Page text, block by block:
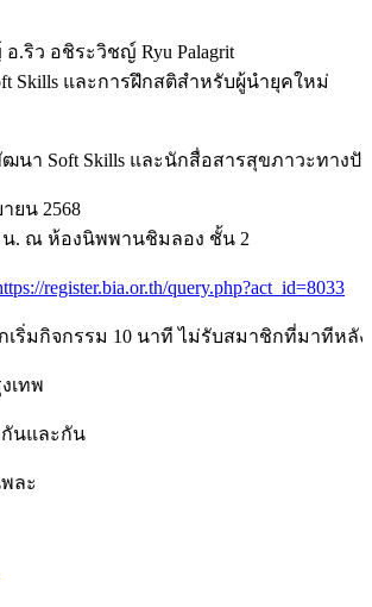
.ริว อชิระวิชญ์ Ryu Palagrit
Skills และการฝึกสติสำหรับผู้นำยุคใหม่
นา Soft Skills และนักสื่อสารสุขภาวะทาง
ยน 2568
น. ณ ห้องนิพพานชิมลอง ชั้น 2
register.bia.or.th/query.php?act_id=8033
เริ่มกิจกรรม 10 นาที ไม่รับสมาชิกที่มาทีหลัง
เทพ
นและกัน
ละ